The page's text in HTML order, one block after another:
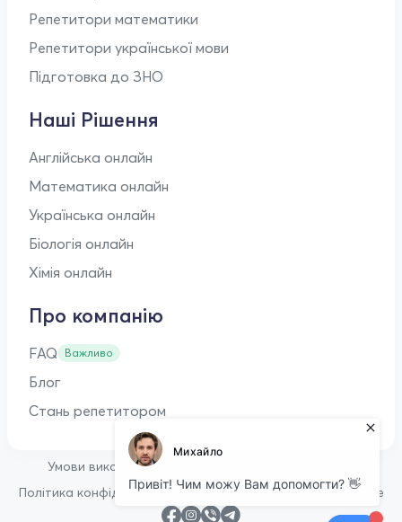
Репетитори математики
Репетитори української мови
Підготовка до ЗНО
Наші Рішення
Англійська онлайн
Математика онлайн
Українська онлайн
Біологія онлайн
Хімія онлайн
Про компанію
FAQ Важливо
Блог
Стань репетитором
Умови використання
Політика конфіденційності • Політика щодо файлів cookie